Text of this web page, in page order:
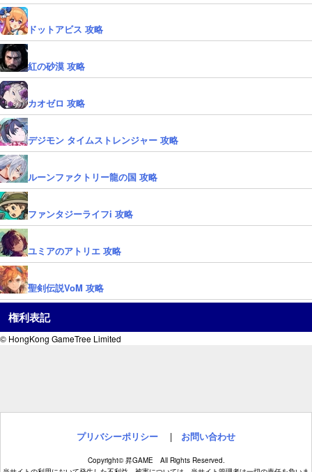
ドットアビス 攻略
紅の砂漠 攻略
カオゼロ 攻略
デジモン タイムストレンジャー 攻略
ルーンファクトリー龍の国 攻略
ファンタジーライフi 攻略
ユミアのアトリエ 攻略
聖剣伝説VoM 攻略
権利表記
© HongKong GameTree Limited
プリバシーポリシー | お問い合わせ
Copyright© 昇GAME All Rights Reserved.